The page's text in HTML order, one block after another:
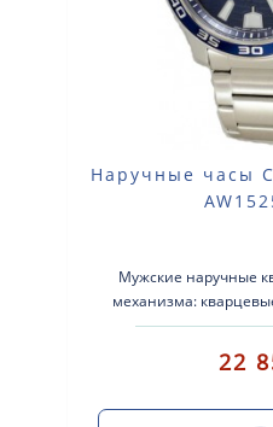
Наручные часы
Мужские наручные
механизма:
(аккумулятор с
22